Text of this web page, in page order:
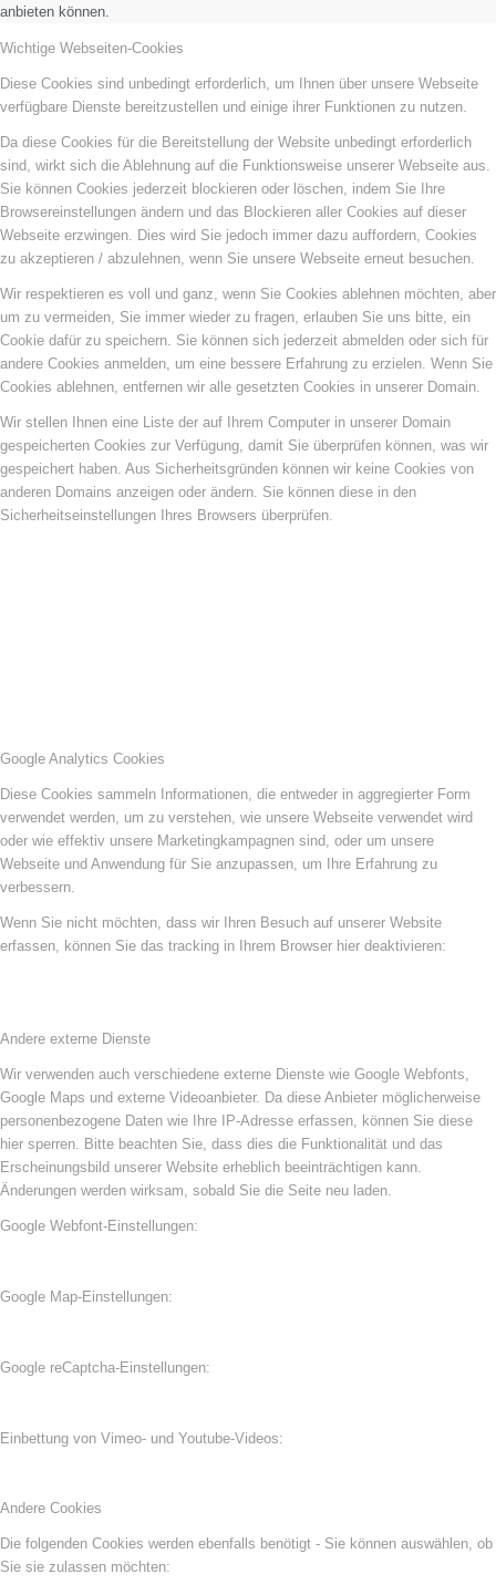
anbieten können.
Wichtige Webseiten-Cookies
Diese Cookies sind unbedingt erforderlich, um Ihnen über unsere Webseite
verfügbare Dienste bereitzustellen und einige ihrer Funktionen zu nutzen.
Da diese Cookies für die Bereitstellung der Website unbedingt erforderlich
sind, wirkt sich die Ablehnung auf die Funktionsweise unserer Webseite aus.
Sie können Cookies jederzeit blockieren oder löschen, indem Sie Ihre
Browsereinstellungen ändern und das Blockieren aller Cookies auf dieser
Webseite erzwingen. Dies wird Sie jedoch immer dazu auffordern, Cookies
zu akzeptieren / abzulehnen, wenn Sie unsere Webseite erneut besuchen.
Wir respektieren es voll und ganz, wenn Sie Cookies ablehnen möchten, aber
um zu vermeiden, Sie immer wieder zu fragen, erlauben Sie uns bitte, ein
Cookie dafür zu speichern. Sie können sich jederzeit abmelden oder sich für
andere Cookies anmelden, um eine bessere Erfahrung zu erzielen. Wenn Sie
Cookies ablehnen, entfernen wir alle gesetzten Cookies in unserer Domain.
Wir stellen Ihnen eine Liste der auf Ihrem Computer in unserer Domain
gespeicherten Cookies zur Verfügung, damit Sie überprüfen können, was wir
gespeichert haben. Aus Sicherheitsgründen können wir keine Cookies von
anderen Domains anzeigen oder ändern. Sie können diese in den
Sicherheitseinstellungen Ihres Browsers überprüfen.
Google Analytics Cookies
Diese Cookies sammeln Informationen, die entweder in aggregierter Form
verwendet werden, um zu verstehen, wie unsere Webseite verwendet wird
oder wie effektiv unsere Marketingkampagnen sind, oder um unsere
Webseite und Anwendung für Sie anzupassen, um Ihre Erfahrung zu
verbessern.
Wenn Sie nicht möchten, dass wir Ihren Besuch auf unserer Website
erfassen, können Sie das tracking in Ihrem Browser hier deaktivieren:
Andere externe Dienste
Wir verwenden auch verschiedene externe Dienste wie Google Webfonts,
Google Maps und externe Videoanbieter. Da diese Anbieter möglicherweise
personenbezogene Daten wie Ihre IP-Adresse erfassen, können Sie diese
hier sperren. Bitte beachten Sie, dass dies die Funktionalität und das
Erscheinungsbild unserer Website erheblich beeinträchtigen kann.
Änderungen werden wirksam, sobald Sie die Seite neu laden.
Google Webfont-Einstellungen:
Google Map-Einstellungen:
Google reCaptcha-Einstellungen:
Einbettung von Vimeo- und Youtube-Videos:
Andere Cookies
Die folgenden Cookies werden ebenfalls benötigt - Sie können auswählen, ob
Sie sie zulassen möchten: